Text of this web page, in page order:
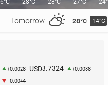
Tomorrow 28°C 14°C
28°C 28°C 27°C
+0.0028 USD3.7324 +0.0088
-0.0044